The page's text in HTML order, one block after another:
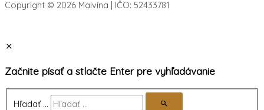
Copyright © 2026 Malvína | IČO: 52433781
Začnite písať a stlačte Enter pre vyhľadávanie
Hľadať …